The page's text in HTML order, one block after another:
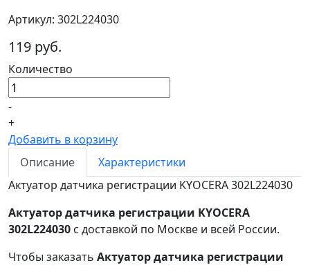
Артикул: 302L224030
119 руб.
Количество
-
+
Добавить в корзину
Описание
Характеристики
Актуатор датчика регистрации KYOCERA 302L224030
Актуатор датчика регистрации KYOCERA
302L224030 с доставкой по Москве и всей России.
Чтобы заказать Актуатор датчика регистрации